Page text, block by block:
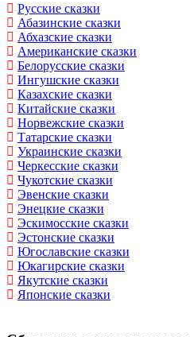
Русские сказки
Абазинские сказки
Абхазские сказки
Американские сказки
Белорусские сказки
Ингушские сказки
Казахские сказки
Китайские сказки
Норвежские сказки
Татарские сказки
Украинские сказки
Черкесские сказки
Чукотские сказки
Эвенские сказки
Энецкие сказки
Эскимосские сказки
Эстонские сказки
Югославские сказки
Юкагирские сказки
Якутские сказки
Японские сказки